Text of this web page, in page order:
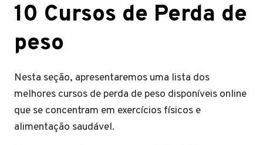
10 Cursos de Perda de
peso
Nesta seção, apresentaremos uma lista dos
melhores cursos de perda de peso disponíveis online
que se concentram em exercícios físicos e
alimentação saudável.